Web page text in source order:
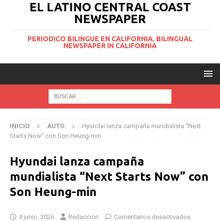
EL LATINO CENTRAL COAST
NEWSPAPER
PERIODICO BILINGUE EN CALIFORNIA. BILINGUAL
NEWSPAPER IN CALIFORNIA
INICIO AUTO
Hyundai lanza campaña mundialista “Next
Starts Now” con Son Heung-min
Hyundai lanza campaña
mundialista “Next Starts Now” con
Son Heung-min
4 junio, 2026 Redaccion Comentarios desactivados